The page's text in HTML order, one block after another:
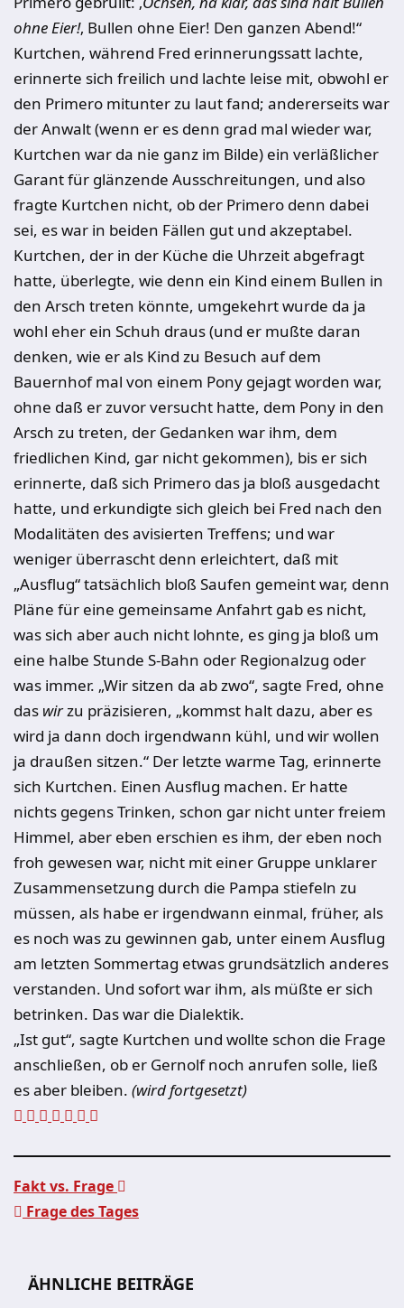
ohne Eier!‚ Bullen ohne Eier! Den gan­zen Abend!“
Kurtchen, während Fred erinnerungssatt lachte,
erinnerte sich freilich und lachte leise mit, obwohl er
den Primero mitunter zu laut fand; andererseits war
der Anwalt (wenn er es denn grad mal wieder war,
Kurtchen war da nie ganz im Bilde) ein verläßlicher
Garant für glänzende Ausschreitungen, und also
fragte Kurtchen nicht, ob der Primero denn dabei
sei, es war in beiden Fällen gut und akzeptabel.
Kurtchen, der in der Küche die Uhrzeit abgefragt
hatte, überlegte, wie denn ein Kind einem Bullen in
den Arsch treten könnte, umgekehrt wurde da ja
wohl eher ein Schuh draus (und er mußte daran
denken, wie er als Kind zu Besuch auf dem
Bauernhof mal von einem Pony gejagt worden war,
ohne daß er zuvor versucht hatte, dem Pony in den
Arsch zu treten, der Gedanken war ihm, dem
friedlichen Kind, gar nicht gekommen), bis er sich
erinnerte, daß sich Primero das ja bloß ausgedacht
hatte, und erkundigte sich gleich bei Fred nach den
Modalitäten des avisierten Treffens; und war
weniger über­rascht denn erleichtert, daß mit
„Ausflug“ tatsächlich bloß Saufen gemeint war, denn
Pläne für eine gemeinsame Anfahrt gab es nicht,
was sich aber auch nicht lohnte, es ging ja bloß um
eine halbe Stunde S-Bahn oder Regio­nalzug oder
was immer. „Wir sitzen da ab zwo“, sagte Fred, ohne
das wirzu präzisieren, „kommst halt dazu, aber es
wird ja dann doch irgendwann kühl, und wir wollen
ja draußen sitzen.“ Der letzte warme Tag, erinnerte
sich Kurtchen. Einen Ausflug machen. Er hatte
nichts gegens Trinken, schon gar nicht unter freiem
Himmel, aber eben erschien es ihm, der eben noch
froh gewesen war, nicht mit einer Gruppe unklarer
Zusammensetzung durch die Pampa stiefeln zu
müssen, als habe er irgend­wann einmal, früher, als
es noch was zu gewinnen gab, unter einem Ausflug
am letzten Sommertag et­was grundsätzlich anderes
verstanden. Und sofort war ihm, als müßte er sich
betrinken. Das war die Dialektik.
„Ist gut“, sagte Kurtchen und wollte schon die Frage
anschließen, ob er Ger­nolf noch anrufen solle, ließ
es aber bleiben. (wird fortgesetzt)
Fakt vs. Frage
Frage des Tages
ÄHNLICHE BEITRÄGE